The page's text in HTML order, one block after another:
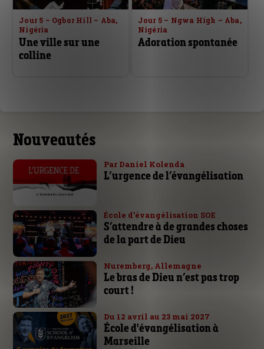
Jour 5 – Ogbor Hill – Aba,
Nigéria
Une ville sur une
colline
Jour 5 – Ngwa High – Aba,
Nigéria
Adoration spontanée
Nouveautés
Par Daniel Kolenda
L’urgence de l’évangélisation
École d’évangélisation SOE
S’attendre à de grandes choses
de la part de Dieu
Nuremberg, Allemagne
Le bras de Dieu n’est pas trop
court !
Du 12 avril au 23 mai 2027
École d'évangélisation à
Marseille